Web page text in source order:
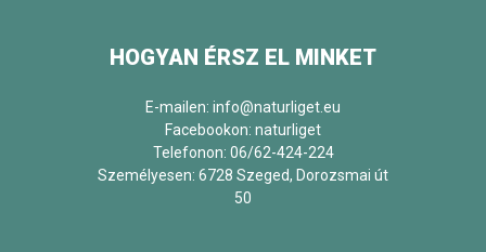
HOGYAN ÉRSZ EL MINKET
E-mailen: info@naturliget.eu
Facebookon: naturliget
Telefonon: 06/62-424-224
Személyesen: 6728 Szeged, Dorozsmai út
50